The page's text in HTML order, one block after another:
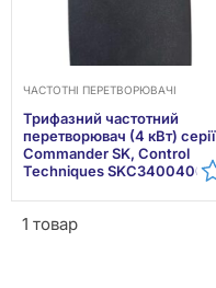
ЧАСТОТНІ ПЕРЕТВОРЮВАЧІ
Трифазний частотний
перетворювач (4 кВт) серії
Commander SK, Control
Techniques SKC3400400
1 товар